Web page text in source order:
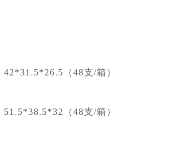
42*31.5*26.5 （48支/箱）
51.5*38.5*32 （48支/箱）